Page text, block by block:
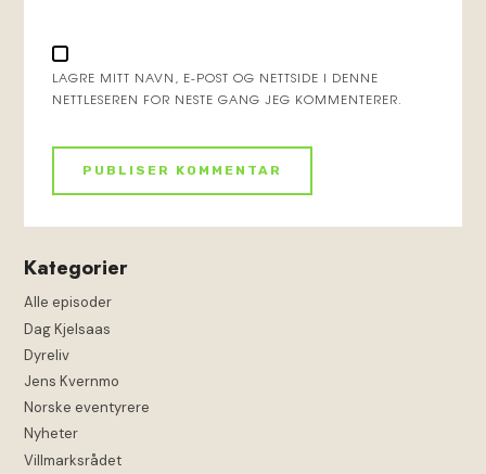
LAGRE MITT NAVN, E-POST OG NETTSIDE I DENNE
NETTLESEREN FOR NESTE GANG JEG KOMMENTERER.
Kategorier
Alle episoder
Dag Kjelsaas
Dyreliv
Jens Kvernmo
Norske eventyrere
Nyheter
Villmarksrådet